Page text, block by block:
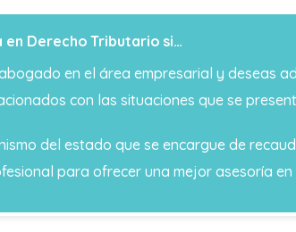
en Derecho Tributario si…
en el área empresarial y deseas
con las situaciones que se
del estado que se encargue de
para ofrecer una mejor asesoría